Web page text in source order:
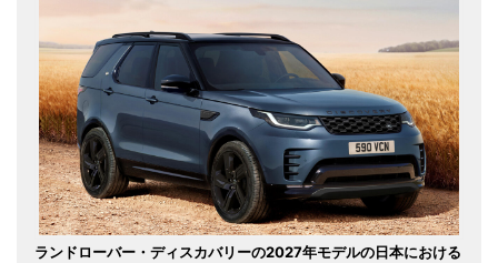
ランドローバー・ディスカバリーの2027年モデルの日本における